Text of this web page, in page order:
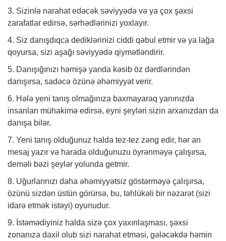
3. Sizinlə narahat edəcək səviyyədə və ya çox şəxsi
zarafatlar edirsə, sərhədlərinizi yoxlayır.
4. Siz danışdıqca dediklərinizi ciddi qəbul etmir və ya lağa
qoyursa, sizi aşağı səviyyədə qiymətləndirir.
5. Danışığınızı həmişə yarıda kəsib öz dərdlərindən
danışırsa, sadəcə özünə əhəmiyyət verir.
6. Hələ yeni tanış olmağınıza baxmayaraq yanınızda
insanları mühakimə edirsə, eyni şeyləri sizin arxanızdan da
danışa bilər.
7. Yeni tanış olduğunuz halda tez-tez zəng edir, hər an
mesaj yazır və harada olduğunuzu öyrənməyə çalışırsa,
deməli bəzi şeylər yolunda getmir.
8. Uğurlarınızı daha əhəmiyyətsiz göstərməyə çalışırsa,
özünü sizdən üstün görürsə, bu, təhlükəli bir nəzarət (sizi
idarə etmək istəyi) oyunudur.
9. İstəmədiyiniz halda sizə çox yaxınlaşması, şəxsi
zonanıza daxil olub sizi narahat etməsi, gələcəkdə həmin